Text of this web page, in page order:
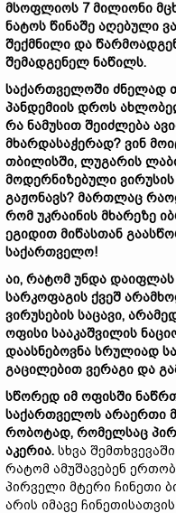
მსოფლიოს 7 მილიონი
ნატოს წინაშე აღებული
შექმნილი და
შემადგენელ ნაწილს.
საქართველოში ძნელად
პანდემიის დროს
რა ნამუსით შეიძლება
მხარდასაჭერად? ვინ
თბილისში, ლუგარის
მოდერნიზებული
გაჟონავს? მართლაც
რომ უკრაინის მხარეზე
ეგიდით მიწასთან
საქართველო!
აი, რატომ უნდა
სარკოფაგის ქვეშ
ვირუსების საცავი,
ოფისი სააკაშვილის
დაასნებოვნა სრულიად
გაცილებით ვერაგი და
სწორედ იმ ოფისში
საქართველოს არაერთი
რობოტად, რომელსაც
აკერია. სხვა
რატომ ამუშავებენ
პირველი მტერი ჩინეთი
არის იმავე